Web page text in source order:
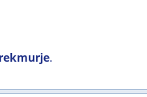
.